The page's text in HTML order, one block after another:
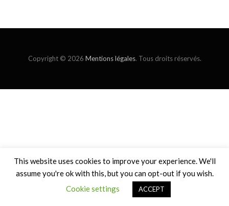
Copyright © 2026 Mentions légales. Tous droits réservés.
This website uses cookies to improve your experience. We'll
assume you're ok with this, but you can opt-out if you wish.
Cookie settings
ACCEPT